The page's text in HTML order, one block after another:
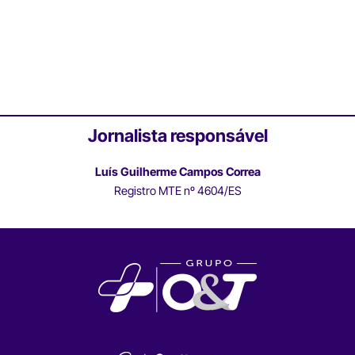
Jornalista responsável
Luís Guilherme Campos Correa
Registro MTE nº 4604/ES